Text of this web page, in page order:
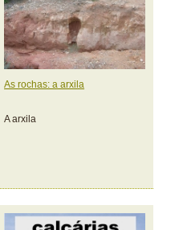
As rochas: a arxila
A arxila